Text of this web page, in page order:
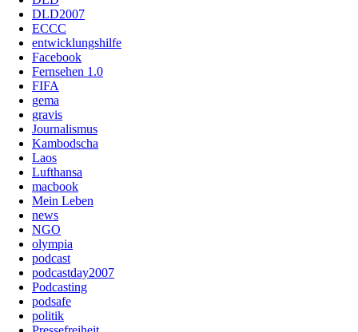
DLD2007
ECCC
entwicklungshilfe
Facebook
Fernsehen 1.0
FIFA
gema
gravis
Journalismus
Kambodscha
Laos
Lufthansa
macbook
Mein Leben
news
NGO
olympia
podcast
podcastday2007
Podcasting
podsafe
politik